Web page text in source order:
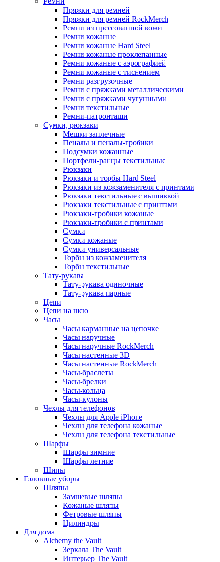
Пряжки для ремней
Пряжки для ремней RockMerch
Ремни из прессованной кожи
Ремни кожаные
Ремни кожаные Hard Steel
Ремни кожаные проклепанные
Ремни кожаные с аэрографией
Ремни кожаные с тиснением
Ремни разгрузочные
Ремни с пряжками металлическими
Ремни с пряжками чугунными
Ремни текстильные
Ремни-патронташи
Сумки, рюкзаки
Мешки заплечные
Пеналы и пеналы-гробики
Подсумки кожанные
Портфели-ранцы текстильные
Рюкзаки
Рюкзаки и торбы Hard Steel
Рюкзаки из кожзаменителя с принтами
Рюкзаки текстильные с вышивкой
Рюкзаки текстильные с принтами
Рюкзаки-гробики кожаные
Рюкзаки-гробики с принтами
Сумки
Сумки кожаные
Сумки универсальные
Торбы из кожзаменителя
Торбы текстильные
Тату-рукава
Тату-рукава одиночные
Тату-рукава парные
Цепи
Цепи на шею
Часы
Часы карманные на цепочке
Часы наручные
Часы наручные RockMerch
Часы настенные 3D
Часы настенные RockMerch
Часы-браслеты
Часы-брелки
Часы-кольца
Часы-кулоны
Чехлы для телефонов
Чехлы для Apple iPhone
Чехлы для телефона кожаные
Чехлы для телефона текстильные
Шарфы
Шарфы зимние
Шарфы летние
Шипы
Головные уборы
Шляпы
Замшевые шляпы
Кожаные шляпы
Фетровые шляпы
Цилиндры
Для дома
Alchemy the Vault
Зеркала The Vault
Интерьер The Vault